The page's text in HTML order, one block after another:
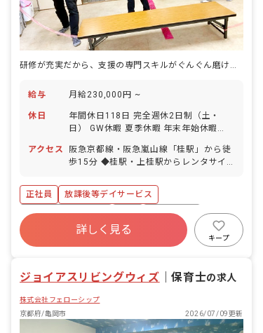
研修が充実だから、支援の専門スキルがぐんぐん磨ける職場です。
給与 月給230,000円 ~
休日
年間休日118日 完全週休2日制（土・
日） GW休暇 夏季休暇 年末年始休暇
OK！） 慶弔休暇 産前産後・育児休暇 介
護・看護休暇 ◆お休みの相談がしやすい
アクセス
阪急京都線・阪急嵐山線「桂駅」から徒
歩15分 ◆桂駅・上桂駅からレンタサイ
バスあり！／車で約20分 ◆マイカー・
バイク・自転車通勤OK！駐車場、駐輪場
は無料で利用できます！
正社員
放課後等デイサービス
ボーナス・賞与あり
有給
退職金制度
昇給昇進あり
産休育休制度
詳しく見る
キープ
ジョイアスリビングウィズ ｜保育士の求人
株式会社フェローシップ
京都府/亀岡市
2026/07/09更新